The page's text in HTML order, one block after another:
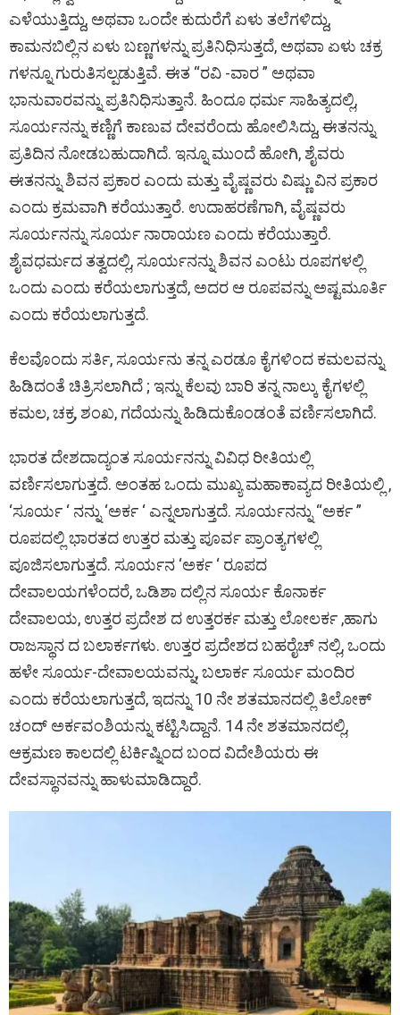
o
k
p
p
er k
ಎಳೆಯುತ್ತಿದ್ದು, ಅಥವಾ ಒಂದೇ ಕುದುರೆಗೆ ಏಳು ತಲೆಗಳಿದ್ದು,
ಕಾಮನಬಿಲ್ಲಿನ ಏಳು ಬಣ್ಣಗಳನ್ನು ಪ್ರತಿನಿಧಿಸುತ್ತದೆ, ಅಥವಾ ಏಳು ಚಕ್ರ
ಗಳನ್ನೂ ಗುರುತಿಸಲ್ಪಡುತ್ತಿವೆ. ಈತ “ರವಿ -ವಾರ ” ಅಥವಾ
ಭಾನುವಾರವನ್ನು ಪ್ರತಿನಿಧಿಸುತ್ತಾನೆ. ಹಿಂದೂ ಧರ್ಮ ಸಾಹಿತ್ಯದಲ್ಲಿ,
ಸೂರ್ಯನನ್ನು ಕಣ್ಣಿಗೆ ಕಾಣುವ ದೇವರೆಂದು ಹೋಲಿಸಿದ್ದು, ಈತನನ್ನು
ಪ್ರತಿದಿನ ನೋಡಬಹುದಾಗಿದೆ. ಇನ್ನೂ ಮುಂದೆ ಹೋಗಿ, ಶೈವರು
ಈತನನ್ನು ಶಿವನ ಪ್ರಕಾರ ಎಂದು ಮತ್ತು ವೈಷ್ಣವರು ವಿಷ್ಣು ವಿನ ಪ್ರಕಾರ
ಎಂದು ಕ್ರಮವಾಗಿ ಕರೆಯುತ್ತಾರೆ. ಉದಾಹರಣೆಗಾಗಿ, ವೈಷ್ಣವರು
ಸೂರ್ಯನನ್ನು ಸೂರ್ಯ ನಾರಾಯಣ ಎಂದು ಕರೆಯುತ್ತಾರೆ.
ಶೈವಧರ್ಮದ ತತ್ವದಲ್ಲಿ, ಸೂರ್ಯನನ್ನು ಶಿವನ ಎಂಟು ರೂಪಗಳಲ್ಲಿ
ಒಂದು ಎಂದು ಕರೆಯಲಾಗುತ್ತದೆ, ಅದರ ಆ ರೂಪವನ್ನು ಅಷ್ಟಮೂರ್ತಿ
ಎಂದು ಕರೆಯಲಾಗುತ್ತದೆ.
ಕೆಲವೊಂದು ಸರ್ತಿ, ಸೂರ್ಯನು ತನ್ನ ಎರಡೂ ಕೈಗಳಿಂದ ಕಮಲವನ್ನು
ಹಿಡಿದಂತೆ ಚಿತ್ರಿಸಲಾಗಿದೆ ; ಇನ್ನು ಕೆಲವು ಬಾರಿ ತನ್ನ ನಾಲ್ಕು ಕೈಗಳಲ್ಲಿ
ಕಮಲ, ಚಕ್ರ, ಶಂಖ, ಗದೆಯನ್ನು ಹಿಡಿದುಕೊಂಡಂತೆ ವರ್ಣಿಸಲಾಗಿದೆ.
ಭಾರತ ದೇಶದಾದ್ಯಂತ ಸೂರ್ಯನನ್ನು ವಿವಿಧ ರೀತಿಯಲ್ಲಿ
ವರ್ಣಿಸಲಾಗುತ್ತದೆ. ಅಂತಹ ಒಂದು ಮುಖ್ಯ ಮಹಾಕಾವ್ಯದ ರೀತಿಯಲ್ಲಿ ,
‘ಸೂರ್ಯ ‘ ನನ್ನು ‘ಅರ್ಕ ‘ ಎನ್ನಲಾಗುತ್ತದೆ. ಸೂರ್ಯನನ್ನು “ಅರ್ಕ ”
ರೂಪದಲ್ಲಿ ಭಾರತದ ಉತ್ತರ ಮತ್ತು ಪೂರ್ವ ಪ್ರಾಂತ್ಯಗಳಲ್ಲಿ
ಪೂಜಿಸಲಾಗುತ್ತದೆ. ಸೂರ್ಯನ ‘ಅರ್ಕ ‘ ರೂಪದ
ದೇವಾಲಯಗಳೆಂದರೆ, ಒಡಿಶಾ ದಲ್ಲಿನ ಸೂರ್ಯ ಕೊನಾರ್ಕ
ದೇವಾಲಯ, ಉತ್ತರ ಪ್ರದೇಶ ದ ಉತ್ತರರ್ಕ ಮತ್ತು ಲೋಲರ್ಕ ,ಹಾಗು
ರಾಜಸ್ಥಾನ ದ ಬಲಾರ್ಕಗಳು. ಉತ್ತರ ಪ್ರದೇಶದ ಬಹರೈಚ್ ನಲ್ಲಿ, ಒಂದು
ಹಳೇ ಸೂರ್ಯ-ದೇವಾಲಯವನ್ನು, ಬಲಾರ್ಕ ಸೂರ್ಯ ಮಂದಿರ
ಎಂದು ಕರೆಯಲಾಗುತ್ತದೆ, ಇದನ್ನು 10 ನೇ ಶತಮಾನದಲ್ಲಿ ತಿಲೋಕ್
ಚಂದ್ ಅರ್ಕವಂಶಿಯನ್ನು ಕಟ್ಟಿಸಿದ್ದಾನೆ. 14 ನೇ ಶತಮಾನದಲ್ಲಿ,
ಆಕ್ರಮಣ ಕಾಲದಲ್ಲಿ ಟರ್ಕಿಷ್ನಿಂದ ಬಂದ ವಿದೇಶಿಯರು ಈ
ದೇವಸ್ಥಾನವನ್ನು ಹಾಳುಮಾಡಿದ್ದಾರೆ.